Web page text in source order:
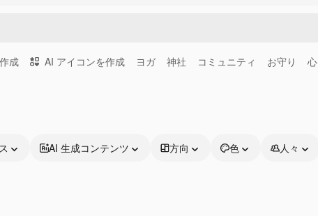
成 AI アイコンを作成 ヨガ 神社 コミュニティ お守り 心
AI 生成コンテンツ 方向 色 人々